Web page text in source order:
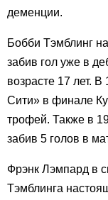
деменции.
Бобби Тэмблинг
забив гол уже в
возрасте 17 лет.
Сити» в финале
трофей. Также в
забив 5 голов в
Фрэнк Лэмпард в
Тэмблинга